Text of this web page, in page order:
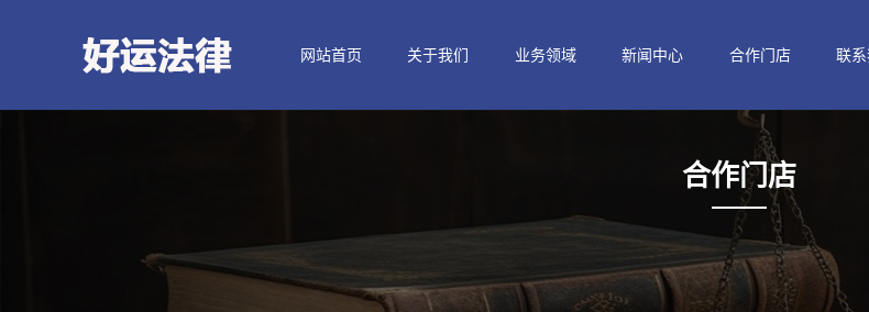
网站首页 关于我们 业务领域 新闻中心 合作门店 联系
合作门店